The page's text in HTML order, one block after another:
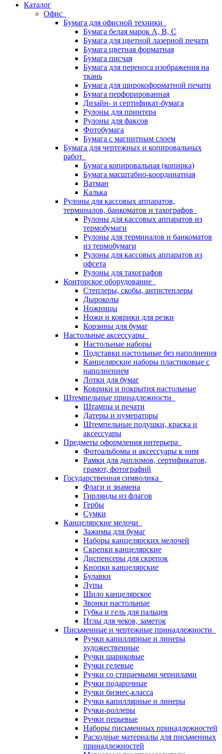
Каталог
Офис
Бумага для офисной техники
Бумага белая марок А, В, С
Бумага для цветной лазерной печати
Бумага цветная форматная
Бумага писчая
Бумага для переноса изображения на
ткань
Бумага для широкоформатной печати
Бумага перфорированная
Дизайн- и сертификат-бумага
Рулоны для принтера
Рулоны для факсов
Фотобумага
Бумага с магнитным слоем
Бумага для чертежных и копировальных
работ
Бумага копировальная (копирка)
Бумага масштабно-координатная
Ватман
Калька
Рулоны для кассовых аппаратов,
терминалов, банкоматов и тахографов
Рулоны для кассовых аппаратов из
термобумаги
Рулоны для терминалов и банкоматов
из термобумаги
Рулоны для кассовых аппаратов из
офсета
Рулоны для тахографов
Конторское оборудование
Степлеры, скобы, антистеплеры
Дыроколы
Ножницы
Ножи и коврики для резки
Корзины для бумаг
Настольные аксессуары
Настольные наборы
Подставки настольные без наполнения
Канцелярские наборы пластиковые с
наполнением
Лотки для бумаг
Коврики и покрытия настольные
Штемпельные принадлежности
Штампы и печати
Датеры и нумераторы
Штемпельные подушки, краска и
аксессуары
Предметы оформления интерьера
Фотоальбомы и аксессуары к ним
Рамки для дипломов, сертификатов,
грамот, фотографий
Государственная символика
Флаги и знамена
Гирлянды из флагов
Гербы
Сумки
Канцелярские мелочи
Зажимы для бумаг
Наборы канцелярских мелочей
Скрепки канцелярские
Диспенсеры для скрепок
Кнопки канцелярские
Булавки
Лупы
Шило канцелярское
Звонки настольные
Губка и гель для пальцев
Иглы для чеков, заметок
Письменные и чертежные принадлежности
Ручки капиллярные и линеры
художественные
Ручки шариковые
Ручки гелевые
Ручки со стираемыми чернилами
Ручки подарочные
Ручки бизнес-класса
Ручки капиллярные и линеры
Ручки-роллеры
Ручки перьевые
Наборы письменных принадлежностей
Расходные материалы для письменных
принадлежностей